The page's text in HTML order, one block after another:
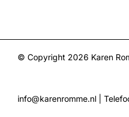
© Copyright 2026 Karen
info@karenromme.nl |